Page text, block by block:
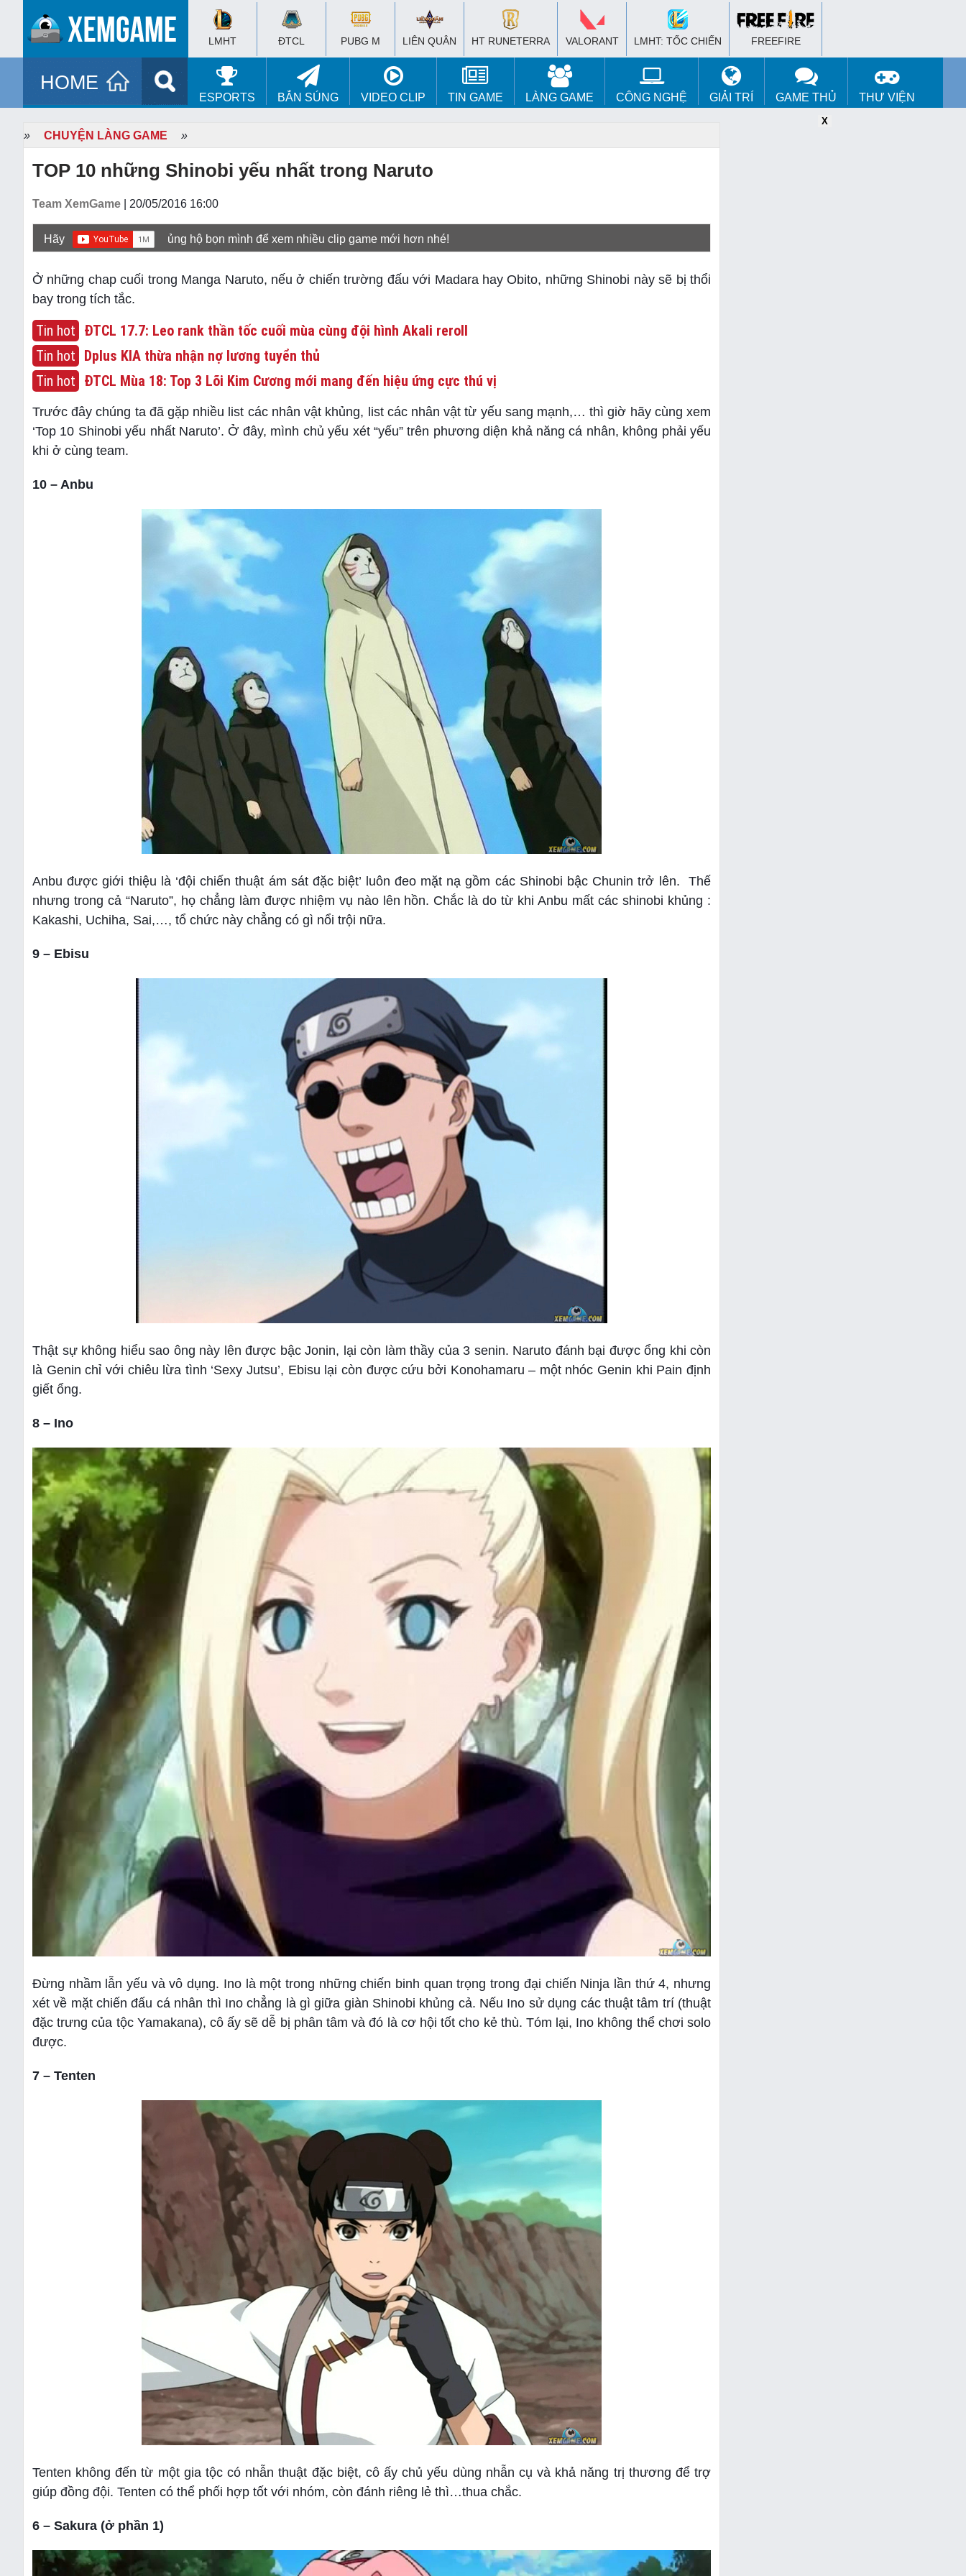
LMHT ĐTCL PUBG M LIÊN QUÂN HT RUNETERRA VALORANT LMHT: TỐC CHIẾN FREEFIRE
HOME
ESPORTS BẮN SÚNG VIDEO CLIP TIN GAME LÀNG GAME CÔNG NGHỆ GIẢI TRÍ GAME THỦ THƯ VIỆN
X
» CHUYỆN LÀNG GAME »
TOP 10 những Shinobi yếu nhất trong Naruto
Team XemGame | 20/05/2016 16:00
Hãy ủng hộ bọn mình để xem nhiều clip game mới hơn nhé!
Ở những chap cuối trong Manga Naruto, nếu ở chiến trường đấu với Madara hay Obito, những Shinobi này sẽ bị thổi
bay trong tích tắc.
Tin hot ĐTCL 17.7: Leo rank thần tốc cuối mùa cùng đội hình Akali reroll
Tin hot Dplus KIA thừa nhận nợ lương tuyển thủ
Tin hot ĐTCL Mùa 18: Top 3 Lõi Kim Cương mới mang đến hiệu ứng cực thú vị
Trước đây chúng ta đã gặp nhiều list các nhân vật khủng, list các nhân vật từ yếu sang mạnh,… thì giờ hãy cùng xem
‘Top 10 Shinobi yếu nhất Naruto’. Ở đây, mình chủ yếu xét “yếu” trên phương diện khả năng cá nhân, không phải yếu
khi ở cùng team.
10 – Anbu
Anbu được giới thiệu là ‘đội chiến thuật ám sát đặc biệt’ luôn đeo mặt nạ gồm các Shinobi bậc Chunin trở lên. Thế
nhưng trong cả “Naruto”, họ chẳng làm được nhiệm vụ nào lên hồn. Chắc là do từ khi Anbu mất các shinobi khủng :
Kakashi, Uchiha, Sai,…, tổ chức này chẳng có gì nổi trội nữa.
9 – Ebisu
Thật sự không hiểu sao ông này lên được bậc Jonin, lại còn làm thầy của 3 senin. Naruto đánh bại được ổng khi còn
là Genin chỉ với chiêu lừa tình ‘Sexy Jutsu’, Ebisu lại còn được cứu bởi Konohamaru – một nhóc Genin khi Pain định
giết ổng.
8 – Ino
Đừng nhầm lẫn yếu và vô dụng. Ino là một trong những chiến binh quan trọng trong đại chiến Ninja lần thứ 4, nhưng
xét về mặt chiến đấu cá nhân thì Ino chẳng là gì giữa giàn Shinobi khủng cả. Nếu Ino sử dụng các thuật tâm trí (thuật
đặc trưng của tộc Yamakana), cô ấy sẽ dễ bị phân tâm và đó là cơ hội tốt cho kẻ thù. Tóm lại, Ino không thể chơi solo
được.
7 – Tenten
Tenten không đến từ một gia tộc có nhẫn thuật đặc biệt, cô ấy chủ yếu dùng nhẫn cụ và khả năng trị thương để trợ
giúp đồng đội. Tenten có thể phối hợp tốt với nhóm, còn đánh riêng lẻ thì…thua chắc.
6 – Sakura (ở phần 1)